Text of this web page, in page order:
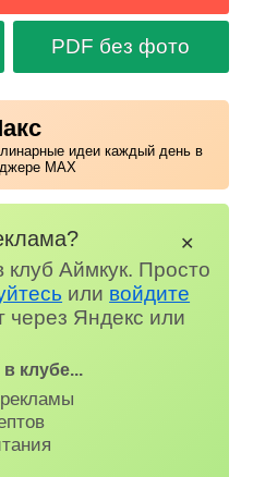
PDF без фото
идеи каждый день в
MAX
клуб Аймкук. Просто
или войдите
через Яндекс или
клубе...
✕